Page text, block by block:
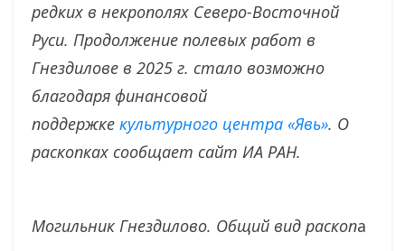
редких в некрополях Северо-Восточной
Руси. Продолжение полевых работ в
Гнездилове в 2025 г. стало возможно
благодаря финансовой
поддержке культурного центра «Явь». О
раскопках сообщает сайт ИА РАН.
Могильник Гнездилово. Общий вид раскопа